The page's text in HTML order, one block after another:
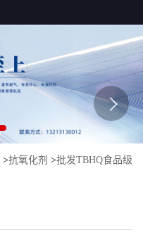
>抗氧化剂 >批发TBHQ食品级